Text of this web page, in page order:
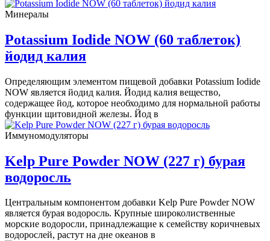
Минералы
Potassium Iodide NOW (60 таблеток)
йодид калия
Определяющим элементом пищевой добавки Potassium Iodide
NOW является йодид калия. Йодид калия вещество,
содержащее йод, которое необходимо для нормальной работы
функции щитовидной железы. Йод в
Иммуномодуляторы
Kelp Pure Powder NOW (227 г) бурая
водоросль
Центральным компонентом добавки Kelp Pure Powder NOW
является бурая водоросль. Крупные широколиственные
морские водоросли, принадлежащие к семейству коричневых
водорослей, растут на дне океанов в